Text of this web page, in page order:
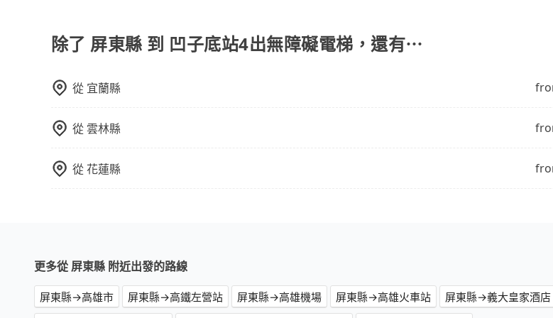
除了 屏東縣 到 凹子底站4出無障礙電梯，還有⋯
從 宜蘭縣
從雲林縣
從花蓮縣
更多從 屏東縣 附近出發的路線
屏東縣→高雄市 屏東縣→高鐵左營站 屏東縣→高雄機場 屏東縣→高雄火車站 屏東縣→義大皇家酒店